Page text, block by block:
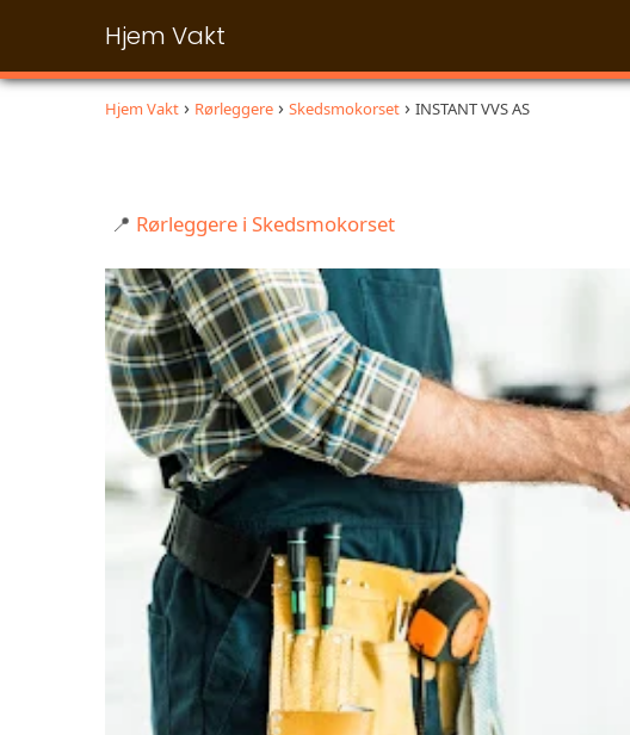
Hjem Vakt
Hjem Vakt Rørleggere Skedsmokorset INSTANT VVS AS
📍 Rørleggere i Skedsmokorset